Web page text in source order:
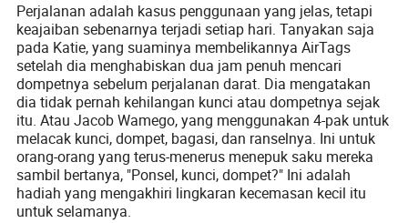
Perjalanan adalah kasus penggunaan yang jelas, tetapi
keajaiban sebenarnya terjadi setiap hari. Tanyakan saja
pada Katie, yang suaminya membelikannya AirTags
setelah dia menghabiskan dua jam penuh mencari
dompetnya sebelum perjalanan darat. Dia mengatakan
dia tidak pernah kehilangan kunci atau dompetnya sejak
itu. Atau Jacob Wamego, yang menggunakan 4-pak untuk
melacak kunci, dompet, bagasi, dan ranselnya. Ini untuk
orang-orang yang terus-menerus menepuk saku mereka
sambil bertanya, "Ponsel, kunci, dompet?" Ini adalah
hadiah yang mengakhiri lingkaran kecemasan kecil itu
untuk selamanya.